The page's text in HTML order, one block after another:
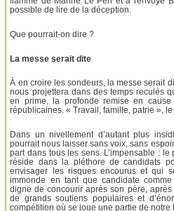
possible de lire de la déception.
Que pourrait-on dire ?
La messe serait dite
À en croire les sondeurs, la messe serait
nous projettera dans des temps reculés
en prime, la profonde remise en
républicaines. « Travail, famille, patrie », le
Dans un nivellement d’autant plus
pourrait nous laisser sans voix, sans
part dans tous les sens. L’impensable :
réside dans la pléthore de candidats
envisager les risques encourus et qui
immonde en tant que candidate
digne de concourir après son père,
de grands soutiens populaires et
compétition où se joue une partie de notre